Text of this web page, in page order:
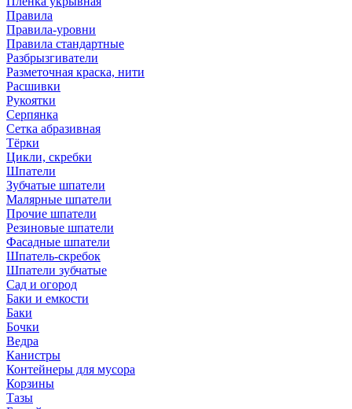
Правила
Правила-уровни
Правила стандартные
Разбрызгиватели
Разметочная краска, нити
Расшивки
Рукоятки
Серпянка
Сетка абразивная
Тёрки
Цикли, скребки
Шпатели
Зубчатые шпатели
Малярные шпатели
Прочие шпатели
Резиновые шпатели
Фасадные шпатели
Шпатель-скребок
Шпатели зубчатые
Сад и огород
Баки и емкости
Баки
Бочки
Ведра
Канистры
Контейнеры для мусора
Корзины
Тазы